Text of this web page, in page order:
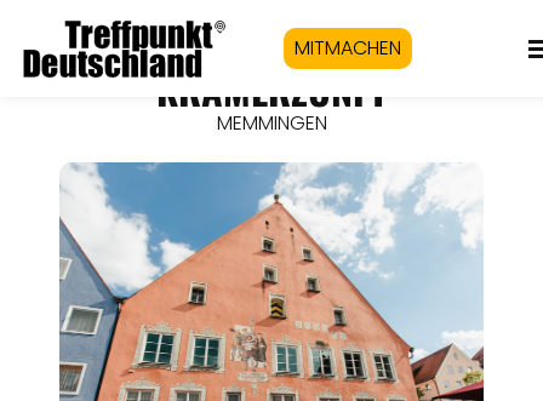
MITMACHEN
KRAMERZUNFT
MEMMINGEN